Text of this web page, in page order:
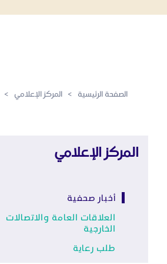
تخطي إلى المحتوى الرئيسي
أخبار صحفية -
الصفحة الرئيسية > المركز الإعلامي >
المركز الإعلامي
أخبار صحفية
العلاقات العامة والاتصالات
الخارجية
طلب رعاية